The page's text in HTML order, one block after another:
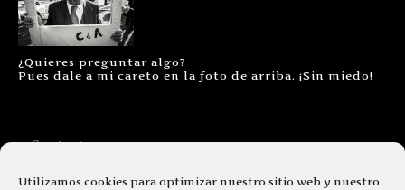
Utilizamos cookies para optimizar nuestro sitio web y nuestro
¿Quieres preguntar algo?
Pues dale a mi careto en la foto de arriba. ¡Sin miedo!
Contacto
Aviso legal